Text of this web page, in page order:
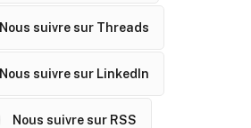
Nous suivre sur Threads
Nous suivre sur LinkedIn
Nous suivre sur RSS